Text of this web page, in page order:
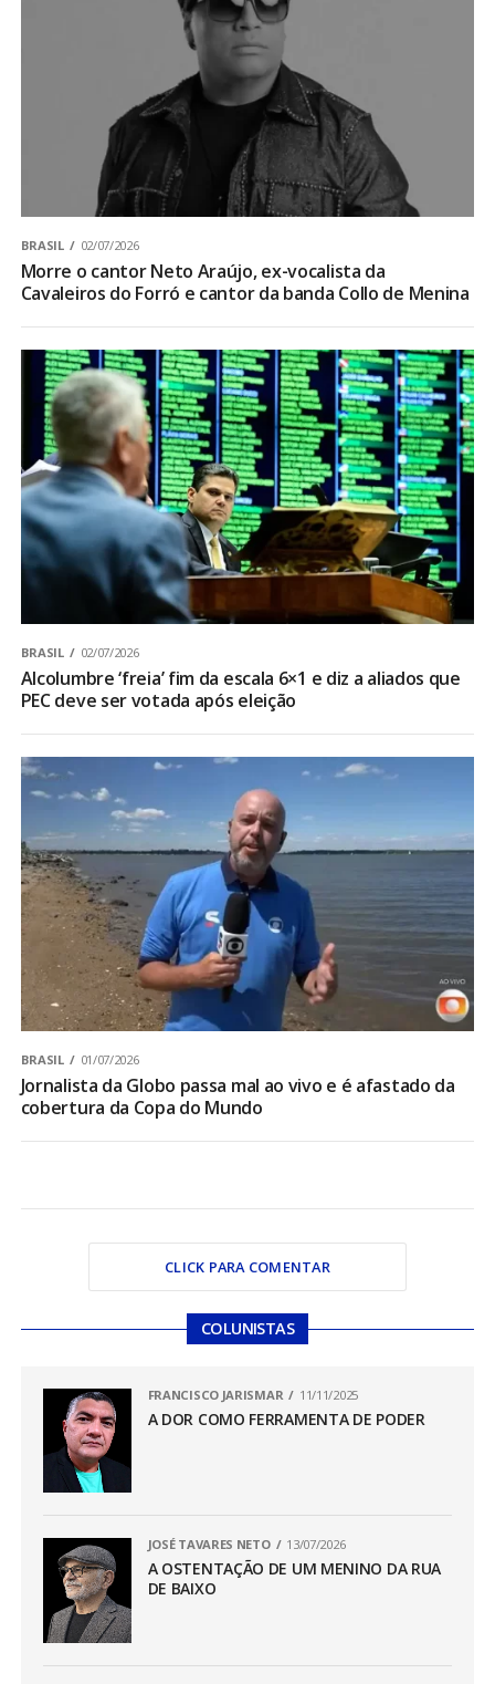
BRASIL 02/07/2026
Morre o cantor Neto Araújo, ex-vocalista da
Cavaleiros do Forró e cantor da banda Collo de Menina
BRASIL 02/07/2026
Alcolumbre ‘freia’ fim da escala 6×1 e diz a aliados que
PEC deve ser votada após eleição
BRASIL 01/07/2026
Jornalista da Globo passa mal ao vivo e é afastado da
cobertura da Copa do Mundo
CLICK PARA COMENTAR
COLUNISTAS
FRANCISCO JARISMAR 11/11/2025
A DOR COMO FERRAMENTA DE PODER
JOSÉ TAVARES NETO 13/07/2026
A OSTENTAÇÃO DE UM MENINO DA RUA
DE BAIXO